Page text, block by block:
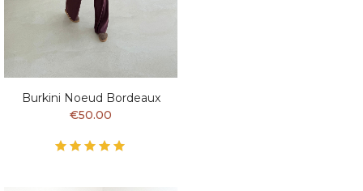
Burkini Noeud Bordeaux
€50.00